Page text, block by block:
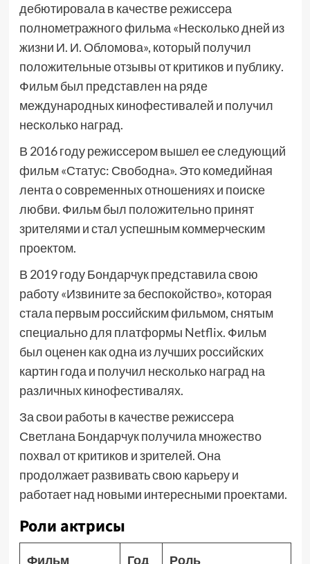
дебютировала в качестве режиссера
полнометражного фильма «Несколько дней из
жизни И. И. Обломова», который получил
положительные отзывы от критиков и публику.
Фильм был представлен на ряде
международных кинофестивалей и получил
несколько наград.
В 2016 году режиссером вышел ее следующий
фильм «Статус: Свободна». Это комедийная
лента о современных отношениях и поиске
любви. Фильм был положительно принят
зрителями и стал успешным коммерческим
проектом.
В 2019 году Бондарчук представила свою
работу «Извините за беспокойство», которая
стала первым российским фильмом, снятым
специально для платформы Netflix. Фильм
был оценен как одна из лучших российских
картин года и получил несколько наград на
различных кинофестивалях.
За свои работы в качестве режиссера
Светлана Бондарчук получила множество
похвал от критиков и зрителей. Она
продолжает развивать свою карьеру и
работает над новыми интересными проектами.
Роли актрисы
Фильм Год Роль